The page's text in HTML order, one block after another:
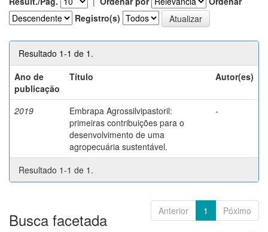
Registro(s)
Resultado 1-1 de 1.
Ano de
publicação
Título Autor(es)
2019
Embrapa Agrossilvipastoril:
primeiras contribuições para o
desenvolvimento de uma
agropecuária sustentável.
-
Resultado 1-1 de 1.
Anterior 1 Póximo
Busca facetada